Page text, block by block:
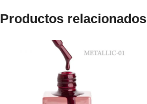
Productos relacionados